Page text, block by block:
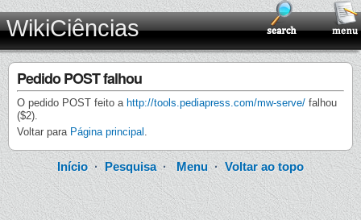
WikiCiências
Pedido POST falhou
O pedido POST feito a http://tools.pediapress.com/mw-serve/ falhou
($2).
Voltar para Página principal .
Início·Pesquisa· Menu· Voltar ao topo